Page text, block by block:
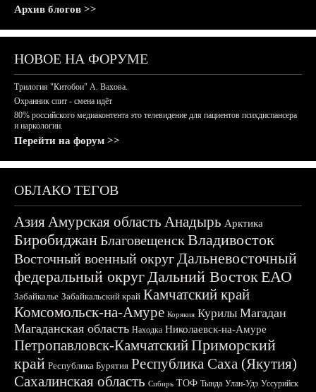
Архив блогов >>
НОВОЕ НА ФОРУМЕ
Трилогия "Китобои" А. Вахова.
Охранник спит - смена идёт
80% российского медиаконтента это телевидение для пациентов психдиспансера
и наркологии.
Перейти на форум >>
ОБЛАКО ТЕГОВ
АзияАмурская область Анадырь Арктика
БиробиджанБлаговещенскВладивосток
Восточный военный округДальневосточный
федеральный округДальний ВостокЕАО
Забайкалье Забайкальский край Камчатский край
Комсомольск-на-Амуре Корякия Курилы Магадан
Магаданская область Находка Николаевск-на-Амуре
Петропавловск-КамчатскийПриморский
край Республика Бурятия Республика Саха (Якутия)
Сахалинская область Сибирь ТОФ Тында Улан-Удэ Уссурийск